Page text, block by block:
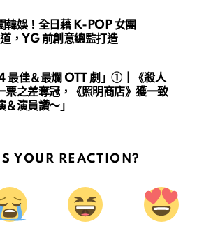
韓娛！全日藉 K-POP 女團
，YG 前創意總監打造
最佳＆最爛 OTT 劇」①｜《殺人
票之差奪冠，《照明商店》獲一致
演員讚～」
YOUR REACTION?